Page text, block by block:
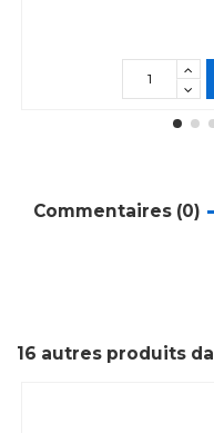
Commentaires (0)
16 autres produits